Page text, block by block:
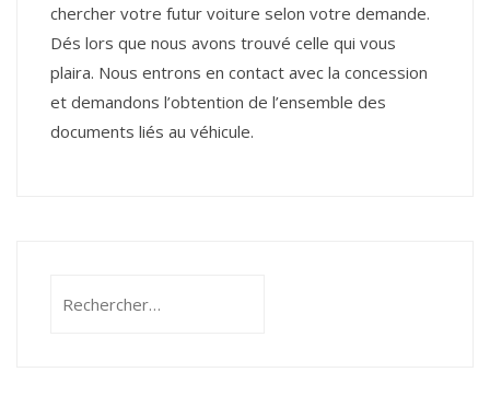
chercher votre futur voiture selon votre demande.
Dés lors que nous avons trouvé celle qui vous
plaira. Nous entrons en contact avec la concession
et demandons l’obtention de l’ensemble des
documents liés au véhicule.